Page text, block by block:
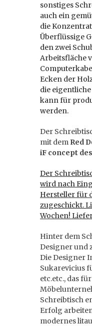
sonstiges
auch ein
die
Überflüssige
den zwei
Arbeitsfläche
Ecken der
die
kann für
werden.
Der
mit dem Red
iF concept
Der
wird nach
Hersteller für
zugeschickt.
Wochen!
Hinter dem
Designer und
Die Designer
Sukarevicius
etc.etc., das
Schreibtisch
Erfolg
modernes